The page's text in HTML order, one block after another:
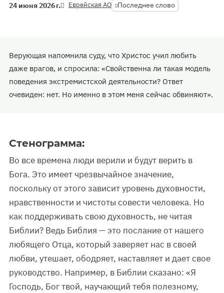
24 июня 2026 г. Еврейская АО Последнее слово
Верующая напомнила суду, что Христос учил любить
даже врагов, и спросила: «Свойственна ли такая модель
поведения экстремистской деятельности? Ответ
очевиден: нет. Но именно в этом меня сейчас обвиняют».
Стенограмма:
Во все времена люди верили и будут верить в
Бога. Это имеет чрезвычайное значение,
поскольку от этого зависит уровень духовности,
нравственности и чистоты совести человека. Но
как поддерживать свою духовность, не читая
Библии? Ведь Библия — это послание от нашего
любящего Отца, который заверяет нас в своей
любви, утешает, ободряет, наставляет и дает свое
руководство. Например, в Библии сказано: «Я
Господь, Бог твой, научающий тебя полезному,